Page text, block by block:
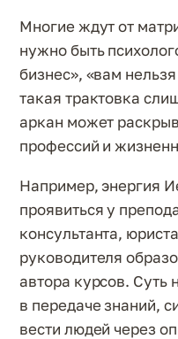
Многие ждут от
нужно быть
бизнес», «вам
такая трактовка
аркан может
профессий и
Например, энергия
проявиться у
консультанта,
руководителя
автора курсов. Суть
в передаче знаний,
вести людей через